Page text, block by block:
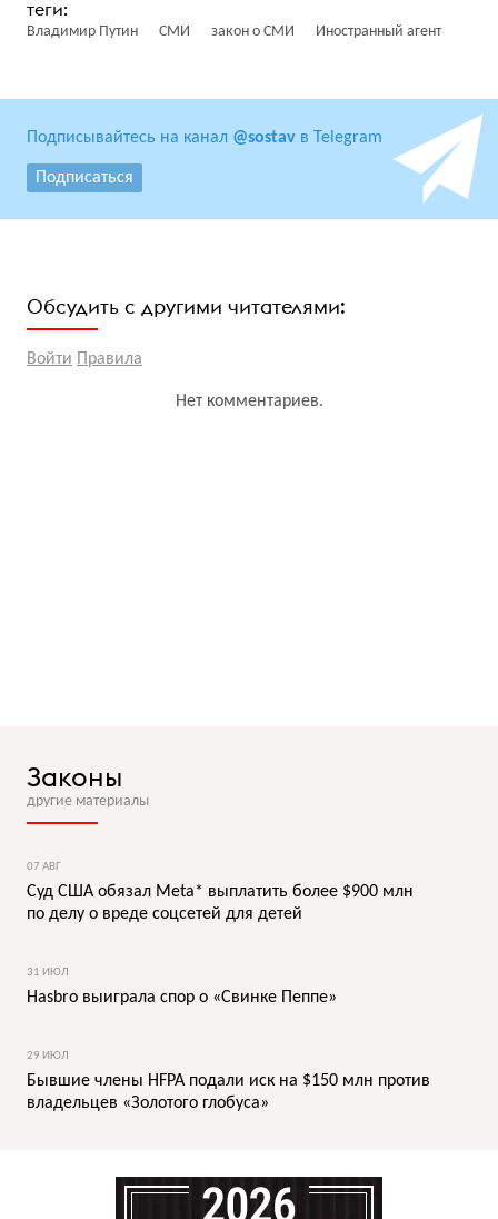
Владимир Путин СМИ закон о СМИ Иностранный агент
Подписывайтесь на канал @sostav в Telegram
Подписаться
Обсудить с другими читателями:
Войти Правила
Нет комментариев.
Законы
другие материалы
07 АВГ
Суд США обязал Meta* выплатить более $900 млн
по делу о вреде соцсетей для детей
31 ИЮЛ
Hasbro выиграла спор о «Свинке Пеппе»
29 ИЮЛ
Бывшие члены HFPA подали иск на $150 млн против
владельцев «Золотого глобуса»